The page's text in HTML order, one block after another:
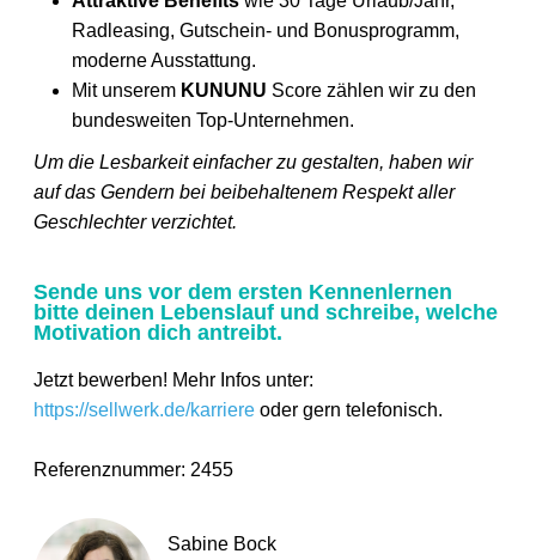
Radleasing, Gutschein- und Bonusprogramm,
moderne Ausstattung.
Mit unserem KUNUNU Score zählen wir zu den
bundesweiten Top-Unternehmen.
Um die Lesbarkeit einfacher zu gestalten, haben wir
auf das Gendern bei beibehaltenem Respekt aller
Geschlechter verzichtet.
Sende uns vor dem ersten Kennenlernen
bitte deinen Lebenslauf und schreibe, welche
Motivation dich antreibt.
Jetzt bewerben! Mehr Infos unter:
https://sellwerk.de/karriere oder gern telefonisch.
Referenznummer: 2455
Sabine Bock